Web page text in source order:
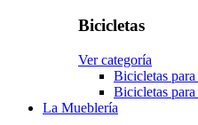
Bicicletas
Ver categoría
Bicicletas
Bicicletas
La Mueblería